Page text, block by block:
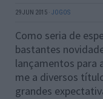
29 JUN 2015 · JOGOS
Como seria de
bastantes
lançamentos para
me a diversos
grandes